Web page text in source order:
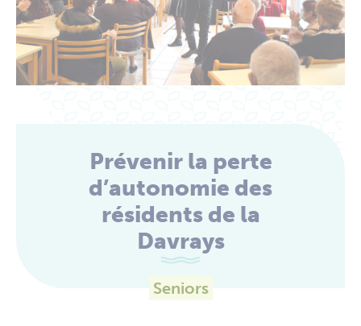
Prévenir la perte
d’autonomie des
résidents de la
Davrays
Seniors